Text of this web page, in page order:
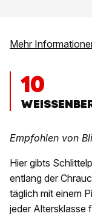
Mehr
10
Empfohlen von
Hier gibts
entlang der
täglich mit einem
jeder Altersklasse